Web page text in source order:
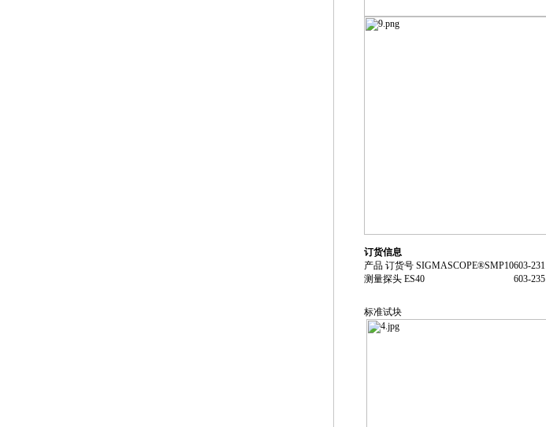
订货信息
产品 订货号 SIGMASCOPE®SMP10603-231
测量探头 ES40
603-235
标准试块